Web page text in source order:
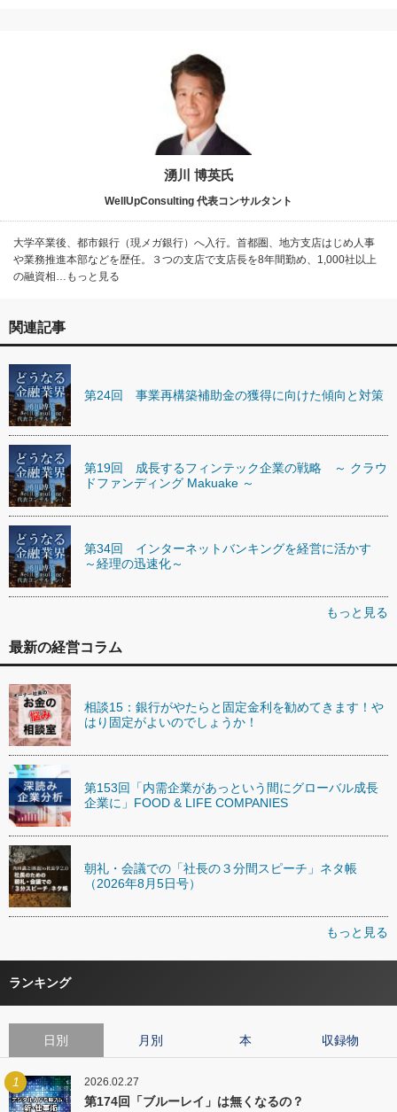
湧川 博英氏
WellUpConsulting 代表コンサルタント
大学卒業後、都市銀行（現メガ銀行）へ入行。首都圏、地方支店はじめ人事
や業務推進本部などを歴任。３つの支店で支店長を8年間勤め、1,000社以上
の融資相…もっと見る
関連記事
第24回 事業再構築補助金の獲得に向けた傾向と対策
第19回 成長するフィンテック企業の戦略 ～ クラウ
ドファンディング Makuake ～
第34回 インターネットバンキングを経営に活かす
～経理の迅速化～
もっと見る
最新の経営コラム
相談15：銀行がやたらと固定金利を勧めてきます！や
はり固定がよいのでしょうか！
第153回「内需企業があっという間にグローバル成長
企業に」FOOD & LIFE COMPANIES
朝礼・会議での「社長の３分間スピーチ」ネタ帳
（2026年8月5日号）
もっと見る
ランキング
日別 月別 本 収録物
1 2026.02.27
第174回「ブルーレイ」は無くなるの？